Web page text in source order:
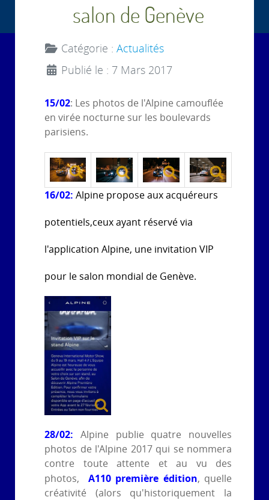
salon de Genève
Catégorie : Actualités
Publié le : 7 Mars 2017
15/02: Les photos de l'Alpine camouflée
en virée nocturne sur les boulevards
parisiens.
16/02: Alpine propose aux acquéreurs
potentiels,ceux ayant réservé via
l'application Alpine, une invitation VIP
pour le salon mondial de Genève.
28/02: Alpine publie quatre nouvelles
photos de l'Alpine 2017 qui se nommera
contre toute attente et au vu des
photos,
A110 première édition, quelle
créativité (alors qu'historiquement la